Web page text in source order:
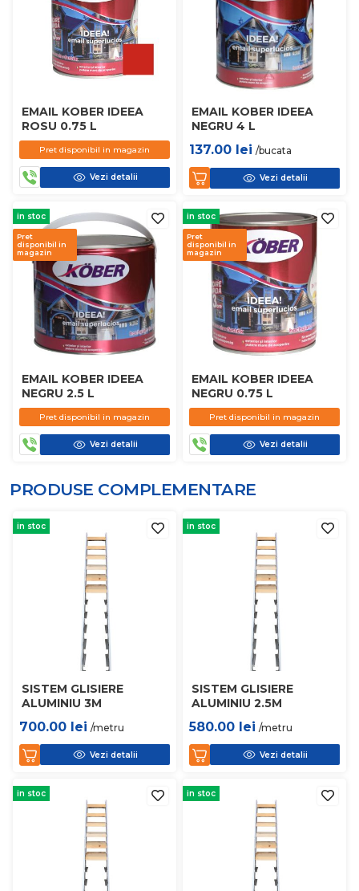
EMAIL KOBER IDEEA
ROSU 0.75 L
Pret disponibil in magazin
Vezi detalii
EMAIL KOBER IDEEA
NEGRU 4 L
137.00 lei /bucata
Vezi detalii
in stoc
Pret
disponibil in
magazin
EMAIL KOBER IDEEA
NEGRU 2.5 L
Pret disponibil in magazin
Vezi detalii
in stoc
Pret
disponibil in
magazin
EMAIL KOBER IDEEA
NEGRU 0.75 L
Pret disponibil in magazin
Vezi detalii
PRODUSE COMPLEMENTARE
in stoc
SISTEM GLISIERE
ALUMINIU 3M
700.00 lei /metru
Vezi detalii
in stoc
SISTEM GLISIERE
ALUMINIU 2.5M
580.00 lei /metru
Vezi detalii
in stoc in stoc